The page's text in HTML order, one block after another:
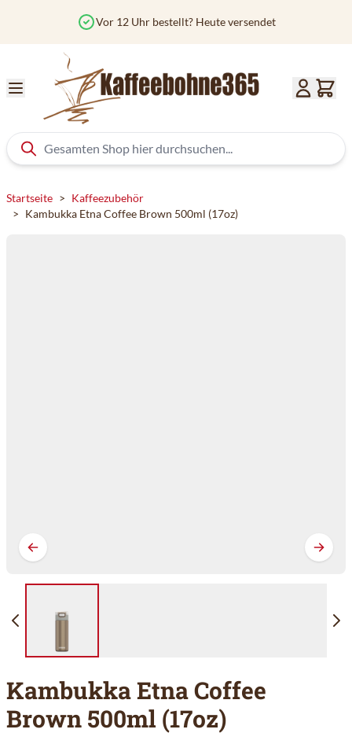
Vor 12 Uhr bestellt? Heute versendet
Startseite > Kaffeezubehör
> Kambukka Etna Coffee Brown 500ml (17oz)
Kambukka Etna Coffee
Brown 500ml (17oz)